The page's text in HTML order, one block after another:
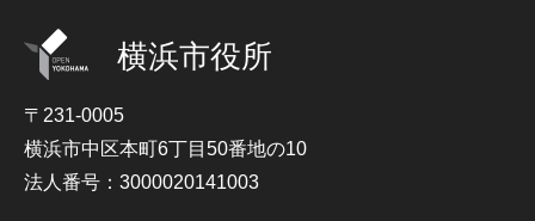
横浜市役所
〒231-0005
横浜市中区本町6丁目50番地の10
法人番号：3000020141003